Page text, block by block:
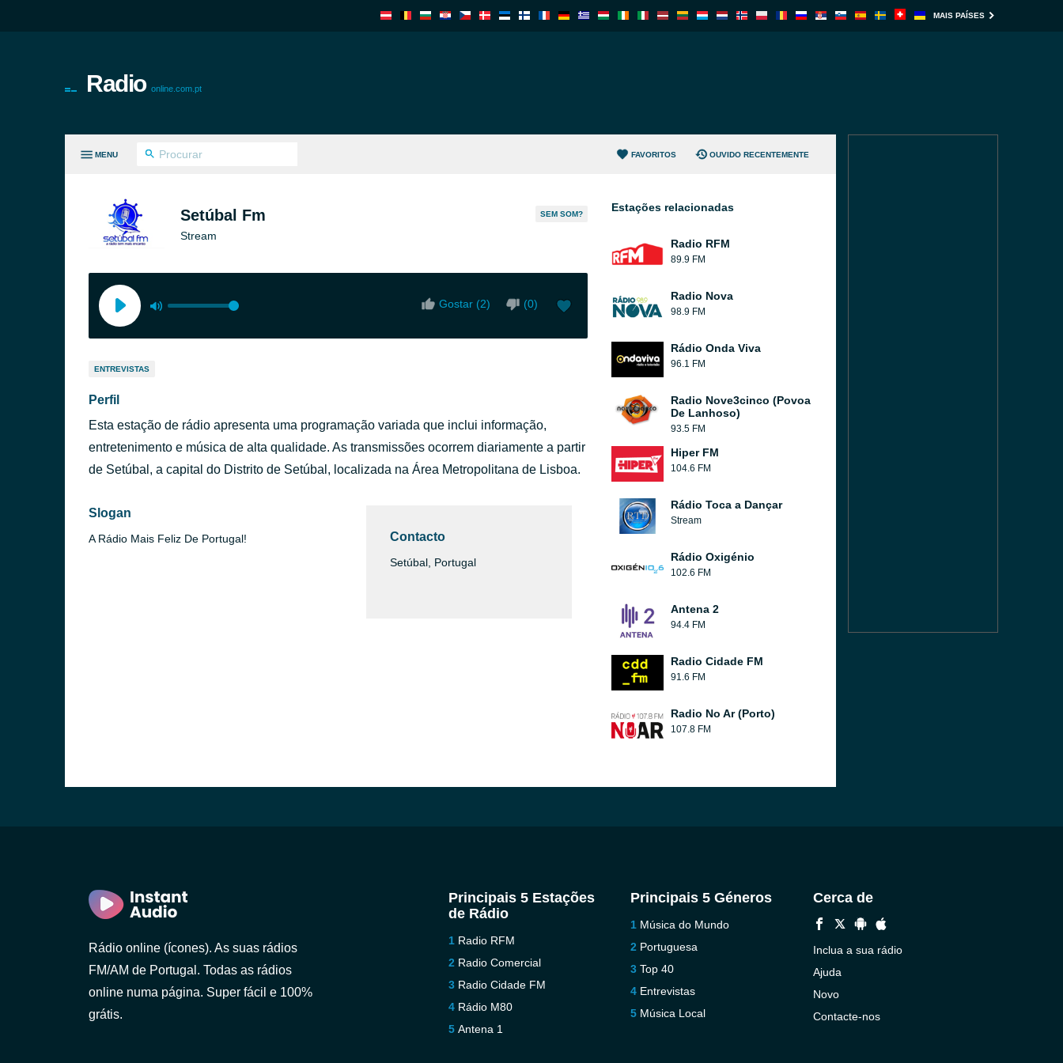
MAIS PAÍSES
Radio online.com.pt
MENU FAVORITOS OUVIDO RECENTEMENTE
Setúbal Fm
Stream
SEM SOM?
Gostar (2) (0)
ENTREVISTAS
Perfil
Esta estação de rádio apresenta uma programação variada que inclui informação,
entretenimento e música de alta qualidade. As transmissões ocorrem diariamente a partir
de Setúbal, a capital do Distrito de Setúbal, localizada na Área Metropolitana de Lisboa.
Slogan
A Rádio Mais Feliz De Portugal! Contacto
Setúbal, Portugal
Estações relacionadas
Radio RFM
89.9 FM
Radio Nova
98.9 FM
Rádio Onda Viva
96.1 FM
Radio Nove3cinco (Povoa
De Lanhoso)
93.5 FM
Hiper FM
104.6 FM
Rádio Toca a Dançar
Stream
Rádio Oxigénio
102.6 FM
Antena 2
94.4 FM
Radio Cidade FM
91.6 FM
Radio No Ar (Porto)
107.8 FM
Rádio online (ícones). As suas rádios
FM/AM de Portugal. Todas as rádios
online numa página. Super fácil e 100%
grátis.
Principais 5 Estações
de Rádio
Radio RFM
Radio Comercial
Radio Cidade FM
Rádio M80
Antena 1
Principais 5 Géneros
Música do Mundo
Portuguesa
Top 40
Entrevistas
Música Local
Cerca de
Inclua a sua rádio
Ajuda
Novo
Contacte-nos